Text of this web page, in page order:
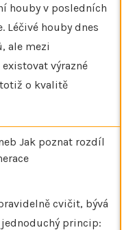
houby v posledních
Léčivé houby dnes
ale mezi
výrazné
o kvalitě
Jak poznat rozdíl
cvičit, bývá
princip: